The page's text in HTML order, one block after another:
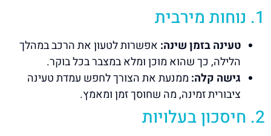
1. נוחות מירבית
טעינה בזמן שינה: אפשרות לטעון את הרכב במהלך
הלילה, כך שהוא מוכן ומלא במצבר בכל בוקר.
גישה קלה: ממנעת את הצורך לחפש עמדת טעינה
ציבורית זמינה, מה שחוסך זמן ומאמץ.
2. חיסכון בעלויות